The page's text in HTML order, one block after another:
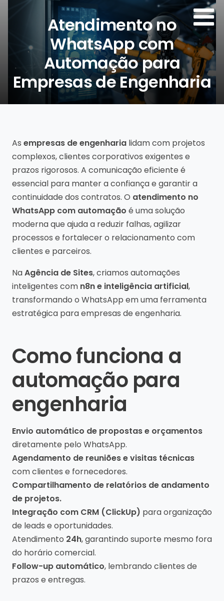
Atendimento no
WhatsApp com
Automação para
Empresas de Engenharia
As empresas de engenharia lidam com projetos
complexos, clientes corporativos exigentes e
prazos rigorosos. A comunicação eficiente é
essencial para manter a confiança e garantir a
continuidade dos contratos. O atendimento no
WhatsApp com automação é uma solução
moderna que ajuda a reduzir falhas, agilizar
processos e fortalecer o relacionamento com
clientes e parceiros.
NaAgência de Sites, criamos automações
inteligentes com n8n e inteligência artificial,
transformando o WhatsApp em uma ferramenta
estratégica para empresas de engenharia.
Como funciona a
automação para
engenharia
Envio automático de propostas e orçamentos
diretamente pelo WhatsApp.
Agendamento de reuniões e visitas técnicas
com clientes e fornecedores.
Compartilhamento de relatórios de andamento
de projetos.
Integração com CRM (ClickUp) para organização
de leads e oportunidades.
Atendimento 24h, garantindo suporte mesmo fora
do horário comercial.
Follow-up automático, lembrando clientes de
prazos e entregas.